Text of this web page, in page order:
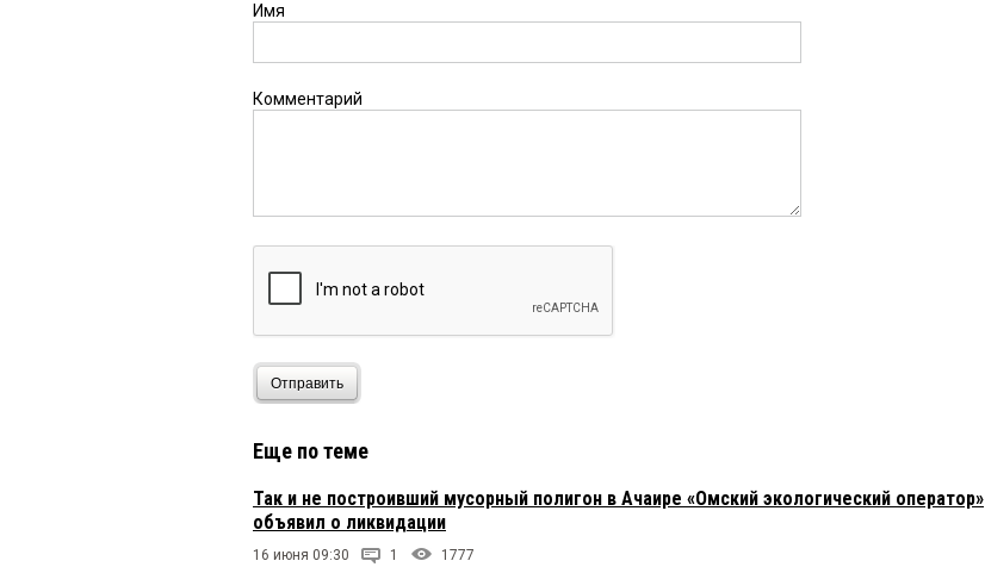
Имя
Комментарий
Отправить
Еще по теме
Так и не построивший мусорный полигон в Ачаире «Омский экологический оператор»
объявил о ликвидации
16 июня 09:30 1 1777